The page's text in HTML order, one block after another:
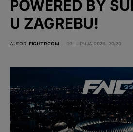
POWERED BY
U ZAGREBU!
AUTOR FIGHTROOM 19. LIPNJA 2026. 20:20